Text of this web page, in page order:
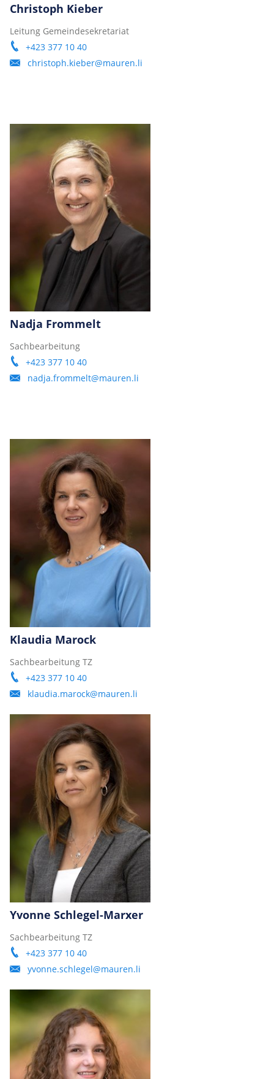
Christoph Kieber
Leitung Gemeindesekretariat
+423 377 10 40
christoph.kieber@mauren.li
Nadja Frommelt
Sachbearbeitung
+423 377 10 40
nadja.frommelt@mauren.li
Klaudia Marock
Sachbearbeitung TZ
+423 377 10 40
klaudia.marock@mauren.li
Yvonne Schlegel-Marxer
Sachbearbeitung TZ
+423 377 10 40
yvonne.schlegel@mauren.li